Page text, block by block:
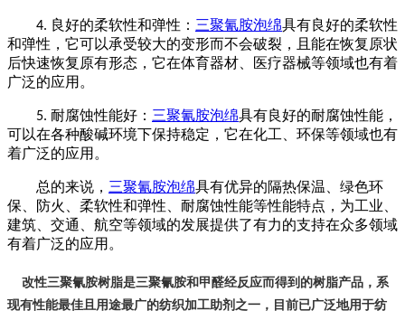
4. 良好的柔软性和弹性： 三聚氰胺泡绵具有良好的柔软性
和弹性，它可以承受较大的变形而不会破裂，且能在恢复原状
后快速恢复原有形态 ， 它在体育器材、医疗器械等领域也有着
广泛的应用。
5. 耐腐蚀性能好： 三聚氰胺泡绵具有良好的耐腐蚀性能，
可以在各种酸碱环境下保持稳定 ， 它在化工、环保等领域也有
着广泛的应用。
总的来说， 三聚氰胺泡绵具有优异的隔热保温、绿色环
保、防火、柔软性和弹性、耐腐蚀性能等性能特点，为工业、
建筑、交通、航空等领域的发展提供了有力的支持在众多领域
有着广泛的应用。
改性三聚氰胺树脂是三聚氰胺和甲醛经反应而得到的树脂产品，系
现有性能最佳且用途最广的纺织加工助剂之一，目前已广泛地用于纺